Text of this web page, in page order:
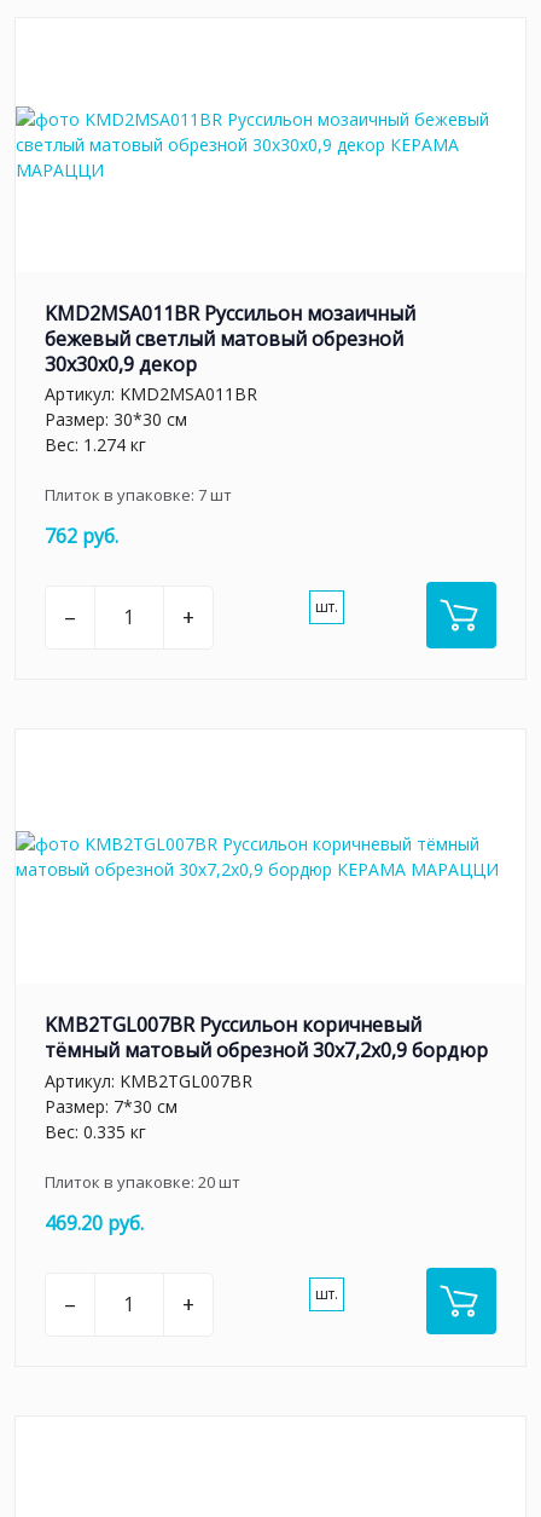
KMD2MSA011BR Руссильон мозаичный
бежевый светлый матовый обрезной
30x30x0,9 декор
Артикул: KMD2MSA011BR
Размер: 30*30 см
Вес: 1.274 кг
Плиток в упаковке: 7шт
762 руб.
– + шт.
KMB2TGL007BR Руссильон коричневый
тёмный матовый обрезной 30x7,2x0,9 бордюр
Артикул: KMB2TGL007BR
Размер: 7*30 см
Вес: 0.335 кг
Плиток в упаковке: 20шт
469.20 руб.
– + шт.